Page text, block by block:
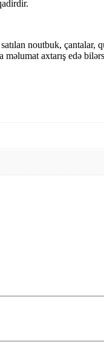
noutbuk,
məlumat axtarış edə